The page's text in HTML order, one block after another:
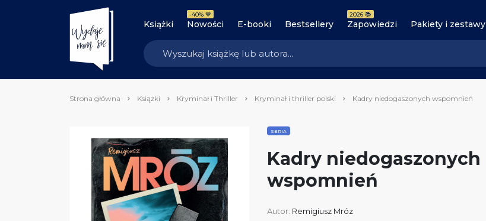
Książki Nowości
-40% 💙
E-booki Bestsellery Zapowiedzi
2026 📚
Pakiety i zestawy
Strona główna Książki Kryminał i Thriller Kryminał i thriller polski Kadry niedogaszonych wspomnień
SERIA
Kadry niedogaszonych
wspomnień
Autor: Remigiusz Mróz